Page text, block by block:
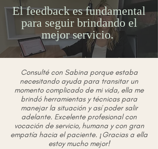
El feedback es fundamental
para seguir brindando el
mejor servicio.
Consulté con Sabina porque estaba
necesitando ayuda para transitar un
momento complicado de mi vida, ella me
brindó herramientas y técnicas para
manejar la situación y así poder salir
adelante. Excelente profesional con
vocación de servicio, humana y con gran
empatía hacia el paciente. ¡Gracias a ella
estoy mucho mejor!